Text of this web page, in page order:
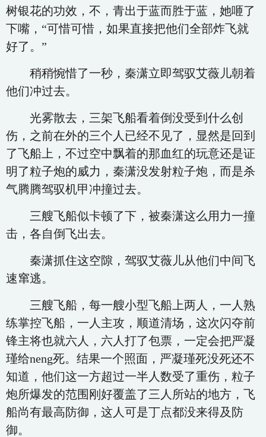
树银花的功效，不，青出于蓝而胜于蓝，她咂了
下嘴，“可惜可惜，如果直接把他们全部炸飞就
好了。”
稍稍惋惜了一秒，秦潇立即驾驭艾薇儿朝着
他们冲过去。
光雾散去，三架飞船看着倒没受到什么创
伤，之前在外的三个人已经不见了，显然是回到
了飞船上，不过空中飘着的那血红的玩意还是证
明了粒子炮的威力，秦潇没发射粒子炮，而是杀
气腾腾驾驭机甲冲撞过去。
三艘飞船似卡顿了下，被秦潇这么用力一撞
击，各自倒飞出去。
秦潇抓住这空隙，驾驭艾薇儿从他们中间飞
速窜逃。
三艘飞船，每一艘小型飞船上两人，一人熟
练掌控飞船，一人主攻，顺道清场，这次闪夺前
锋主将也就六人，六人打了包票，一定会把严凝
瑾给neng死。结果一个照面，严凝瑾死没死还不
知道，他们这一方超过一半人数受了重伤，粒子
炮所爆发的范围刚好覆盖了三人所站的地方，飞
船尚有最高防御，这人可是丁点都没来得及防
御。